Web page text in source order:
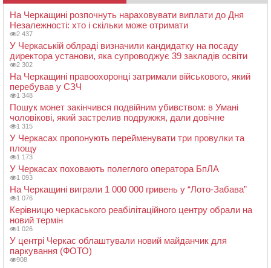
На Черкащині розпочнуть нараховувати виплати до Дня
Незалежності: хто і скільки може отримати
2 437
У Черкаській облраді визначили кандидатку на посаду
директора установи, яка супроводжує 39 закладів освіти
2 302
На Черкащині правоохоронці затримали військового, який
перебував у СЗЧ
1 348
Пошук монет закінчився подвійним убивством: в Умані
чоловікові, який застрелив подружжя, дали довічне
1 315
У Черкасах пропонують перейменувати три провулки та
площу
1 173
У Черкасах поховають полеглого оператора БпЛА
1 093
На Черкащині виграли 1 000 000 гривень у “Лото-Забава”
1 076
Керівницю черкаського реабілітаційного центру обрали на
новий термін
1 026
У центрі Черкас облаштували новий майданчик для
паркування (ФОТО)
908